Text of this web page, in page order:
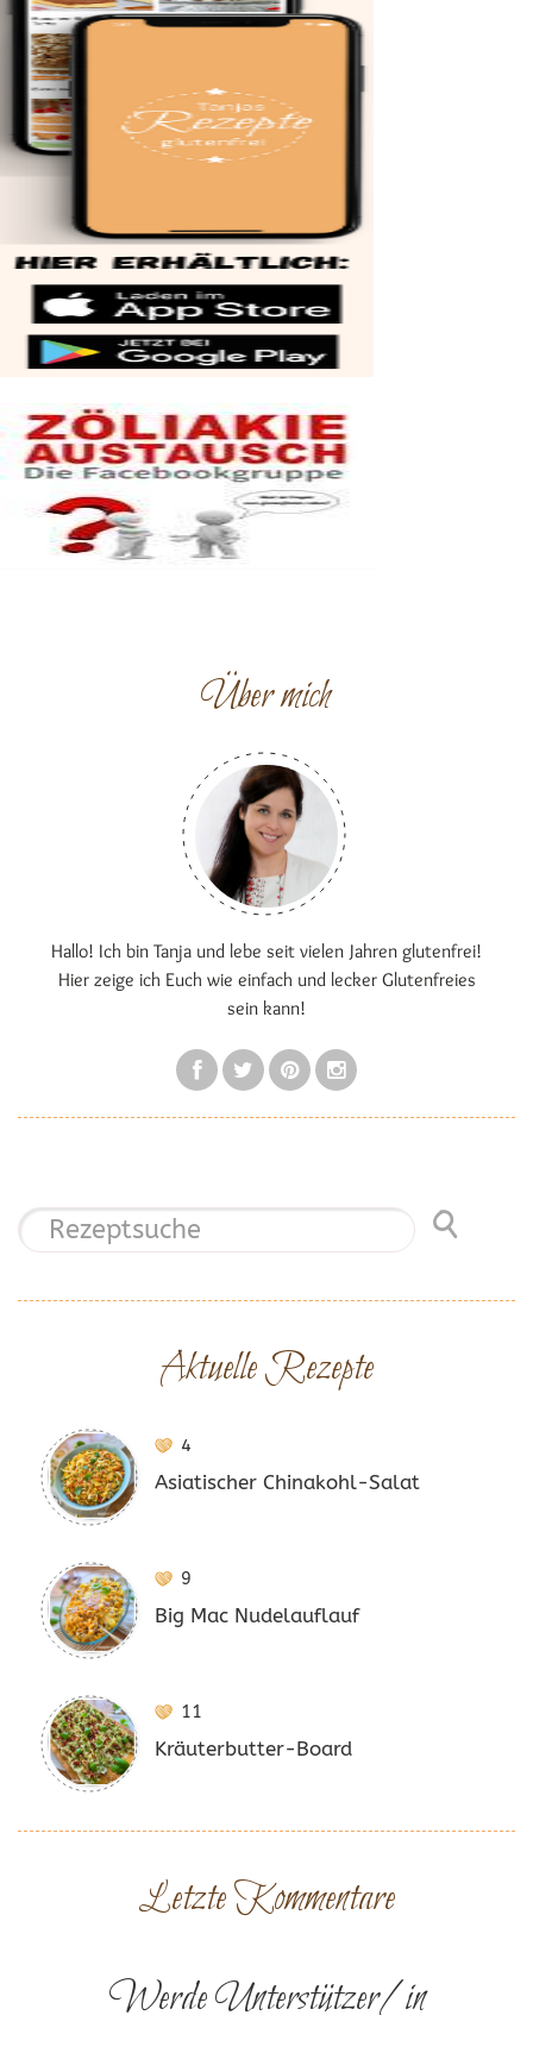
Über mich
Hallo! Ich bin Tanja und lebe seit vielen Jahren glutenfrei!
Hier zeige ich Euch wie einfach und lecker Glutenfreies
sein kann!
Aktuelle Rezepte
4
Asiatischer Chinakohl-Salat
9
Big Mac Nudelauflauf
11
Kräuterbutter-Board
Letzte Kommentare
Werde Unterstützer/in